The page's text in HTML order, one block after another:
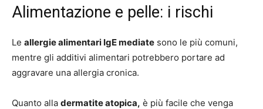
Alimentazione e pelle: i rischi
Le allergie alimentari IgE mediate sono le più comuni,
mentre gli additivi alimentari potrebbero portare ad
aggravare una allergia cronica.
Quanto alla dermatite atopica, è più facile che venga